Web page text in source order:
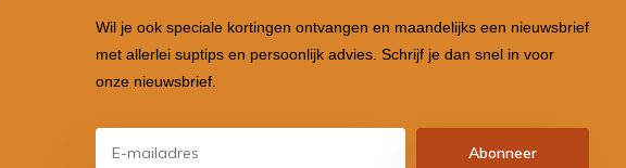
Wil je ook speciale kortingen ontvangen en maandelijks een nieuwsbrief
met allerlei suptips en persoonlijk advies. Schrijf je dan snel in voor
onze nieuwsbrief.
Abonneer